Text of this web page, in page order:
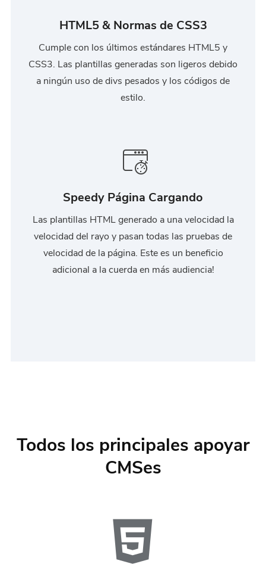
HTML5 & Normas de CSS3
Cumple con los últimos estándares HTML5 y
CSS3. Las plantillas generadas son ligeros debido
a ningún uso de divs pesados ​​y los códigos de
estilo.
Speedy Página Cargando
Las plantillas HTML generado a una velocidad la
velocidad del rayo y pasan todas las pruebas de
velocidad de la página. Este es un beneficio
adicional a la cuerda en más audiencia!
Todos los principales apoyar
CMSes